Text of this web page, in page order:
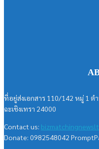
ที่อยู่ส่งเอกสาร 110/142 หมู่ 1 ต
ฉะเชิงเทรา 24000
Contact us:
Donate: 0982548042